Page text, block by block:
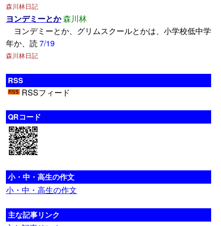
森川林日記
ヨンデミーとか森川林
ヨンデミーとか、グリムスクールとかは、小学校低中学
年か、読7/19
森川林日記
RSS
RSSフィード
QRコード
小・中・高生の作文
小・中・高生の作文
主な記事リンク